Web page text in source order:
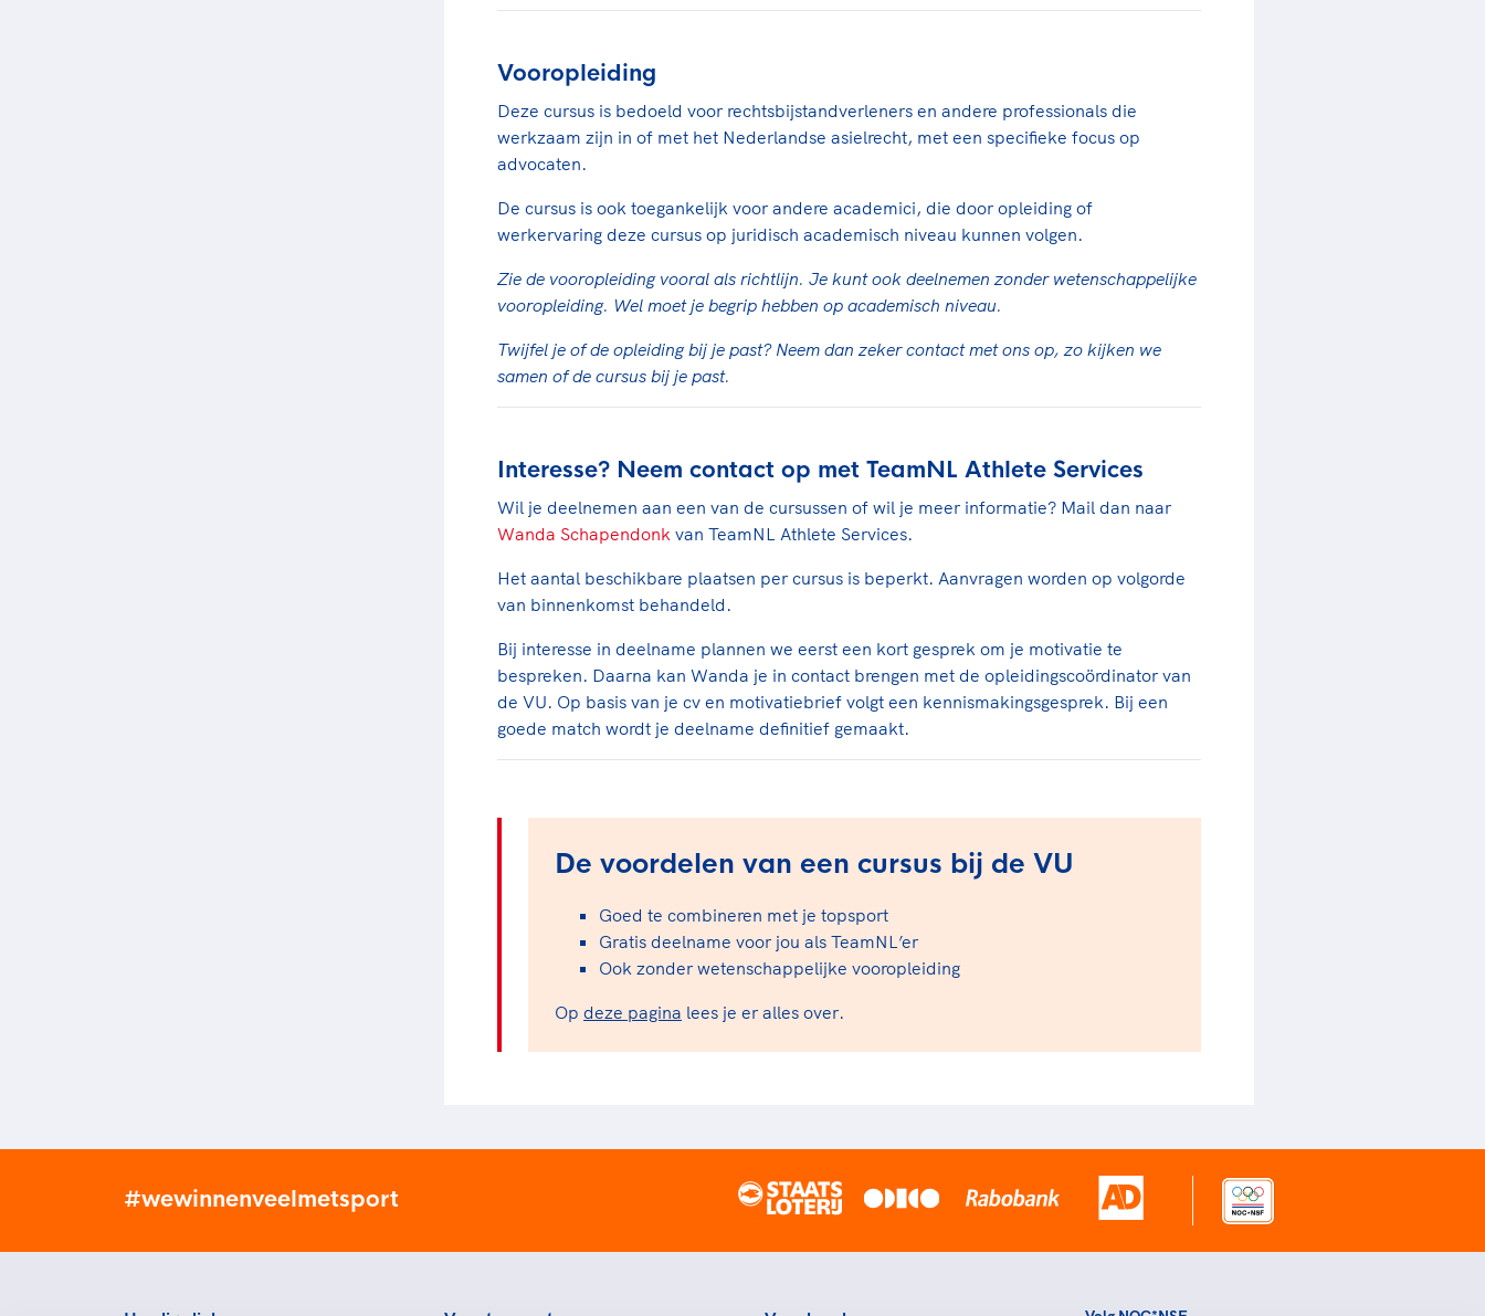
Vooropleiding
Deze cursus is bedoeld voor rechtsbijstandverleners en andere professionals die
werkzaam zijn in of met het Nederlandse asielrecht, met een specifieke focus op
advocaten.
De cursus is ook toegankelijk voor andere academici, die door opleiding of
werkervaring deze cursus op juridisch academisch niveau kunnen volgen.
Zie de vooropleiding vooral als richtlijn. Je kunt ook deelnemen zonder wetenschappelijke
vooropleiding. Wel moet je begrip hebben op academisch niveau.
Twijfel je of de opleiding bij je past? Neem dan zeker contact met ons op, zo kijken we
samen of de cursus bij je past.
Interesse? Neem contact op met TeamNL Athlete Services
Wil je deelnemen aan een van de cursussen of wil je meer informatie? Mail dan naar
Wanda Schapendonk van TeamNL Athlete Services.
Het aantal beschikbare plaatsen per cursus is beperkt. Aanvragen worden op volgorde
van binnenkomst behandeld.
Bij interesse in deelname plannen we eerst een kort gesprek om je motivatie te
bespreken. Daarna kan Wanda je in contact brengen met de opleidingscoördinator van
de VU. Op basis van je cv en motivatiebrief volgt een kennismakingsgesprek. Bij een
goede match wordt je deelname definitief gemaakt.
De voordelen van een cursus bij de VU
Goed te combineren met je topsport
Gratis deelname voor jou als TeamNL’er
Ook zonder wetenschappelijke vooropleiding
Op deze pagina lees je er alles over.
#wewinnenveelmetsport